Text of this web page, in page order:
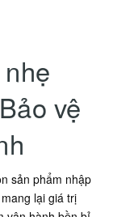
vệ
sản phẩm nhập
lại giá trị